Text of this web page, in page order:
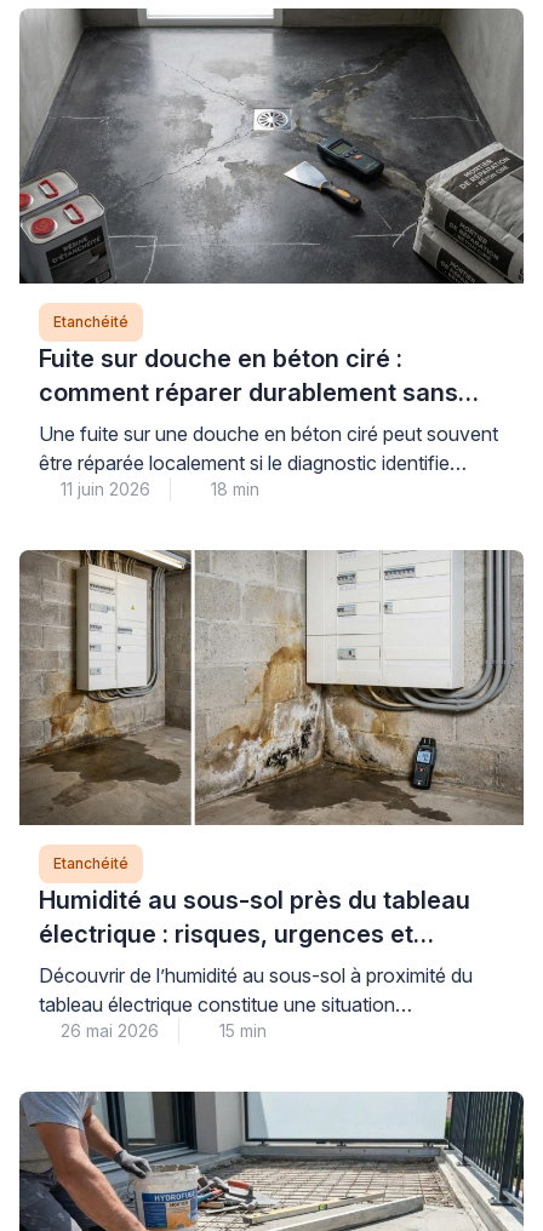
Etanchéité
Fuite sur douche en béton ciré :
comment réparer durablement sans
tout refaire
Une fuite sur une douche en béton ciré peut souvent
être réparée localement si le diagnostic identifie
précisément l’origine du problème, évitant ainsi une
de la réparation dépend directement de votre
capacité à distinguer une simple dégradation du
vernis de protection d’un défaut structurel de
l’étanchéité sous-jacente, deux […]
11 juin 2026 18 min
Etanchéité
Humidité au sous-sol près du tableau
électrique : risques, urgences et
solutions durables
Découvrir de l’humidité au sous-sol à proximité du
tableau électrique constitue une situation
préoccupante qui nécessite une réaction rapide et
problématique, rencontrée régulièrement dans les
habitations dotées d’installations en cave ou en
sous-sol, exige une approche coordonnée associant
mise en sécurité électrique immédiate et traitement
durable de la source […]
26 mai 2026 15 min